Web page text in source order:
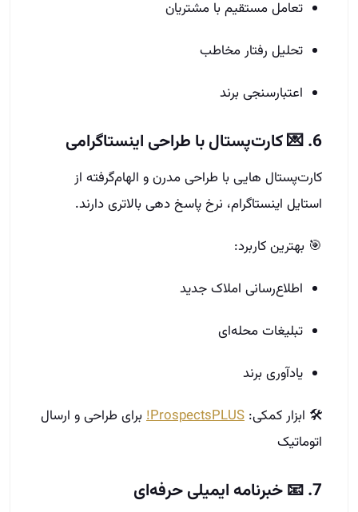
تعامل مستقیم با مشتریان
تحلیل رفتار مخاطب
اعتبارسنجی برند
6. 💌 کارت‌پستال با طراحی اینستاگرامی
کارت‌پستال‌ هایی با طراحی مدرن و الهام‌گرفته از
استایل اینستاگرام، نرخ پاسخ‌ دهی بالاتری دارند.
🎯 بهترین کاربرد:
اطلاع‌رسانی املاک جدید
تبلیغات محله‌ای
یادآوری برند
🛠 ابزار کمکی: ProspectsPLUS! برای طراحی و ارسال
اتوماتیک
7. 📧 خبرنامه ایمیلی حرفه‌ای